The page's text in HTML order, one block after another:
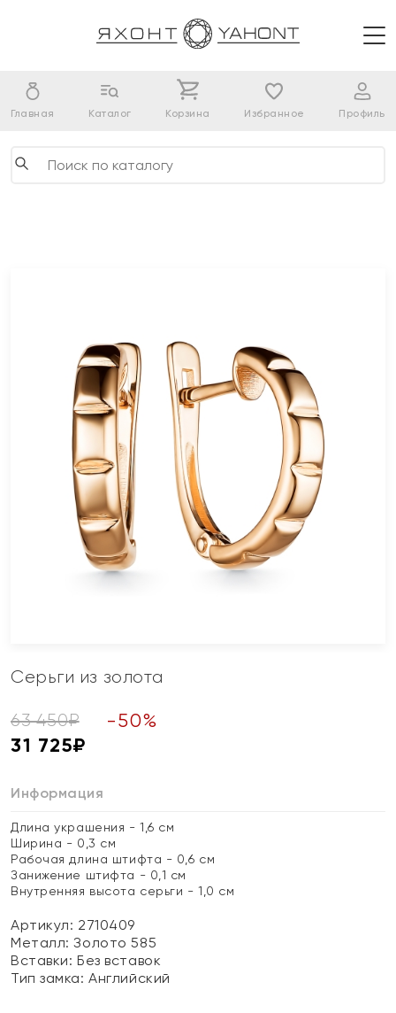
Главная Каталог Корзина Избранное Профиль
Серьги из золота
63 450₽ -50%
31 725₽
Информация
Длина украшения - 1,6 см
Ширина - 0,3 см
Рабочая длина штифта - 0,6 см
Занижение штифта - 0,1 см
Внутренняя высота серьги - 1,0 см
Артикул: 2710409
Металл:Золото 585
Вставки:Без вставок
Тип замка:Английский